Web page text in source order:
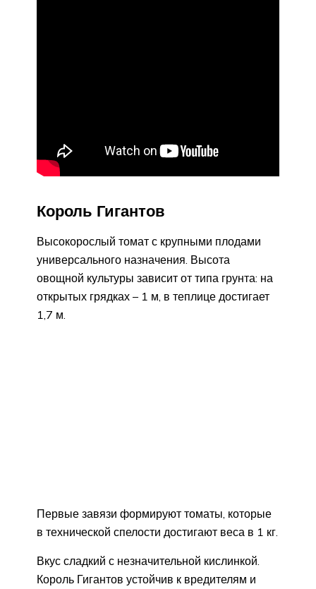
Король Гигантов
Высокорослый томат с крупными плодами
универсального назначения. Высота
овощной культуры зависит от типа грунта: на
открытых грядках – 1 м, в теплице достигает
1,7 м.
Первые завязи формируют томаты, которые
в технической спелости достигают веса в 1 кг.
Вкус сладкий с незначительной кислинкой.
Король Гигантов устойчив к вредителям и